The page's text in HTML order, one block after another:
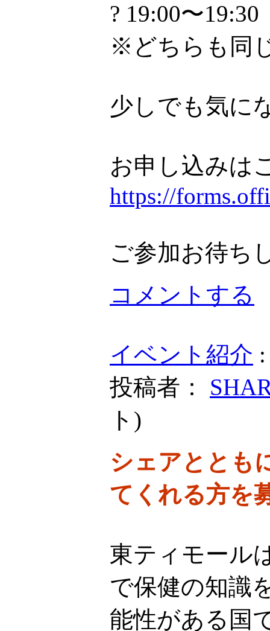
? 19:00〜19:30
※どちらも同
少しでも気に
お申し込みは
https://
ご参加お待ち
コメントする
イベント紹介
投稿者：
ト )
シェアととも
てくれる方を
東ティモール
で保健の知識
能性がある国